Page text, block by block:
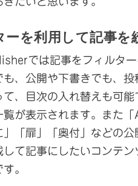
ーを利用して記事を
では記事をフィルタ
も、公開や下書きでも、
て、目次の入れ替えも可
覧が表示されます。また
」「扉」「奥付」などの
して記事にしたいコンテ
。